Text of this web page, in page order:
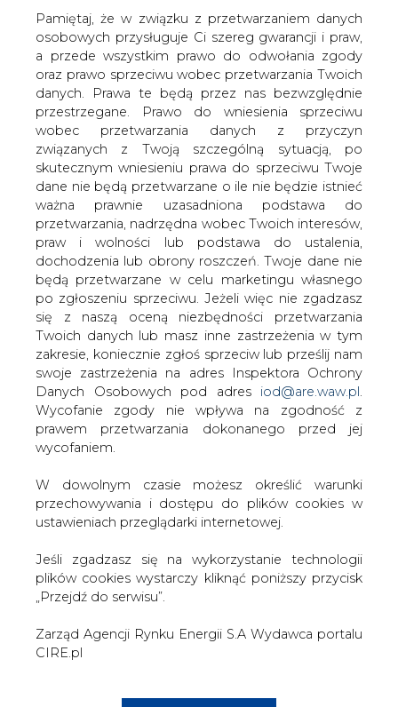
Pamiętaj, że w związku z przetwarzaniem danych
osobowych przysługuje Ci szereg gwarancji i praw,
a przede wszystkim prawo do odwołania zgody
oraz prawo sprzeciwu wobec przetwarzania Twoich
danych. Prawa te będą przez nas bezwzględnie
przestrzegane. Prawo do wniesienia sprzeciwu
wobec przetwarzania danych z przyczyn
związanych z Twoją szczególną sytuacją, po
skutecznym wniesieniu prawa do sprzeciwu Twoje
dane nie będą przetwarzane o ile nie będzie istnieć
ważna prawnie uzasadniona podstawa do
przetwarzania, nadrzędna wobec Twoich interesów,
praw i wolności lub podstawa do ustalenia,
dochodzenia lub obrony roszczeń. Twoje dane nie
będą przetwarzane w celu marketingu własnego
po zgłoszeniu sprzeciwu. Jeżeli więc nie zgadzasz
się z naszą oceną niezbędności przetwarzania
Twoich danych lub masz inne zastrzeżenia w tym
zakresie, koniecznie zgłoś sprzeciw lub prześlij nam
swoje zastrzeżenia na adres Inspektora Ochrony
Danych Osobowych pod adres iod@are.waw.pl
Wycofanie zgody nie wpływa na zgodność z
prawem przetwarzania dokonanego przed jej
wycofaniem.
W dowolnym czasie możesz określić warunki
przechowywania i dostępu do plików cookies w
ustawieniach przeglądarki internetowej.
Jeśli zgadzasz się na wykorzystanie technologii
plików cookies wystarczy kliknąć poniższy przycisk
„Przejdź do serwisu”.
Zarząd Agencji Rynku Energii S.A Wydawca portalu
CIRE.pl
Glapiński: NBP wyraża gotowość
wspierania rządowej strategii
energetycznej
NBP wyraża gotowość wspierania
realizacji rządowej strategii
energetycznej, ale bez jakichś działań
szczególnych, których nie ma w
mandacie banku centralnego -
oświadczył prezes Narodowego Banku
Centralnego Adam Glapiński.
Jak przypomniał podczas piątkowej konferencji prasowej,
rząd zatwierdził strategiczny plan przebudowy sektora
budowę elektrowni atomowych.
"Nie sposób sobie wyobrazić ogromnych wydatków,
bez udziału NBP. To będą ogromne operacje finansowe.
Nasz udział będzie tam bardzo, bardzo ważny, może
nawet fundamentalny" - oświadczył Glapiński.
Jak jednak zaznaczył, w mandacie banku nie ma jakichś
działań szczególnych w tym zakresie i nie wie "czemu